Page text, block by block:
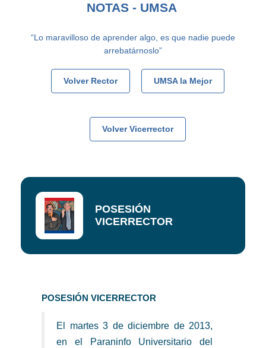
NOTAS - UMSA
“Lo maravilloso de aprender algo, es que nadie puede
arrebatárnoslo”
Volver Rector UMSA la Mejor
Volver Vicerrector
POSESIÓN
VICERRECTOR
POSESIÓN VICERRECTOR
El martes 3 de diciembre de 2013,
en el Paraninfo Universitario del